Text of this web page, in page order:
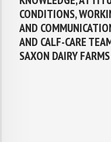
CONDITIONS,
AND
AND CALF-CARE
SAXON DAIRY FARMS